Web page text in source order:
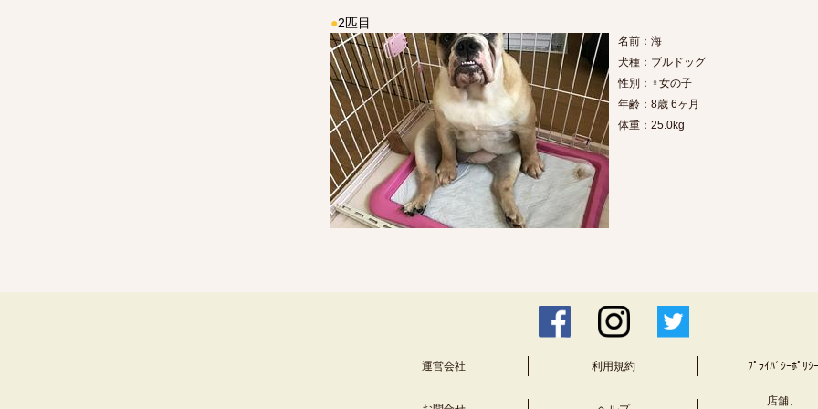
●2匹目
名前：海
犬種：ブルドッグ
性別：♀女の子
年齢：8歳 6ヶ月
体重：25.0kg
運営会社 利用規約 ﾌﾟﾗｲﾊﾞｼｰﾎﾟﾘｼｰ
店舗、